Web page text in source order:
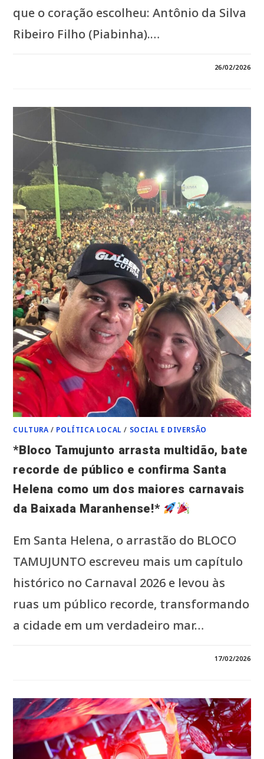
que o coração escolheu: Antônio da Silva
Ribeiro Filho (Piabinha).…
SILVA
FILHO
(PIABINHA)!*
CARÁTER
CORAÇÃO
GENEROSO,
EXEMPLO
DE
AMIZADE
E
LEALDADE.
QUE
DEUS
LHE
CONCEDA
SAÚDE,
PAZ
E
MUITAS
CONQUISTAS.
FELICIDADES!*
26/02/2026
CULTURA / POLÍTICA LOCAL / SOCIAL E DIVERSÃO
*Bloco Tamujunto arrasta multidão, bate
recorde de público e confirma Santa
Helena como um dos maiores carnavais
da Baixada Maranhense!*
Em Santa Helena, o arrastão do BLOCO
TAMUJUNTO escreveu mais um capítulo
histórico no Carnaval 2026 e levou às
ruas um público recorde, transformando
a cidade em um verdadeiro mar…
17/02/2026